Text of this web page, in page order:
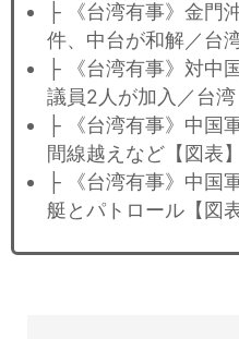
├ 《台湾有事》金門
件、中台が和解／台
├ 《台湾有事》対中
議員2人が加入／台湾
├ 《台湾有事》中国
間線越えなど【図表
├ 《台湾有事》中国
艇とパトロール【図